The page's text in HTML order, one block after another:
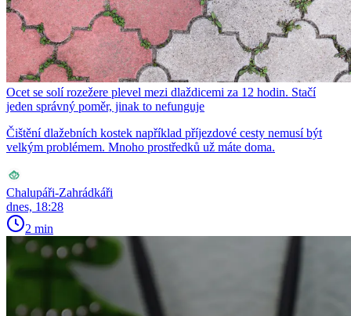
Ocet se solí rozežere plevel mezi dlaždicemi za 12 hodin. Stačí
jeden správný poměr, jinak to nefunguje
Čištění dlažebních kostek například příjezdové cesty nemusí být
velkým problémem. Mnoho prostředků už máte doma.
Chalupáři-Zahrádkáři
dnes, 18:28
2 min